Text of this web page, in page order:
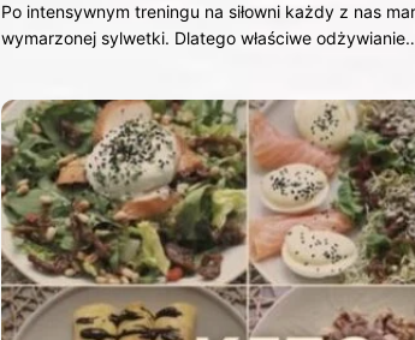
Po intensywnym treningu na siłowni każdy z nas
wymarzonej sylwetki. Dlatego właściwe